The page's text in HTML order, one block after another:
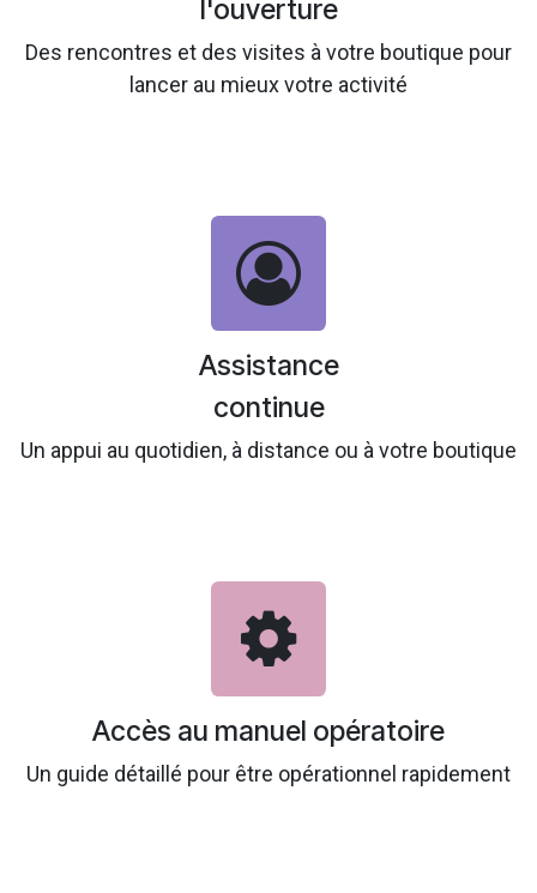
l'ouverture
Des rencontres et des visites à votre boutique pour
lancer au mieux votre activité
Assistance
continue
Un appui au quotidien, à distance ou à votre boutique
Accès au manuel opératoire
Un guide détaillé pour être opérationnel rapidement